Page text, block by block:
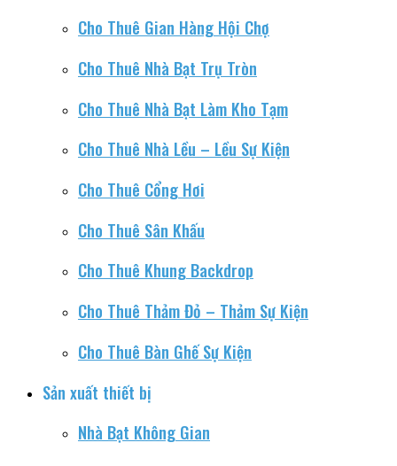
Cho Thuê Gian Hàng Hội Chợ
Cho Thuê Nhà Bạt Trụ Tròn
Cho Thuê Nhà Bạt Làm Kho Tạm
Cho Thuê Nhà Lều – Lều Sự Kiện
Cho Thuê Cổng Hơi
Cho Thuê Sân Khấu
Cho Thuê Khung Backdrop
Cho Thuê Thảm Đỏ – Thảm Sự Kiện
Cho Thuê Bàn Ghế Sự Kiện
Sản xuất thiết bị
Nhà Bạt Không Gian